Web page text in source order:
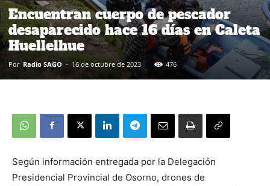
Encuentran cuerpo de pescador
desaparecido hace 16 días en Caleta
Huellelhue
Por Radio SAGO - 16 de octubre de 2023 476
Según información entregada por la Delegación
Presidencial Provincial de Osorno, drones de